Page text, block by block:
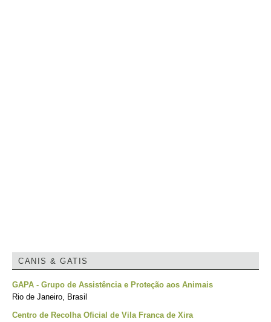
CANIS & GATIS
GAPA - Grupo de Assistência e Proteção aos Animais
Rio de Janeiro, Brasil
Centro de Recolha Oficial de Vila Franca de Xira